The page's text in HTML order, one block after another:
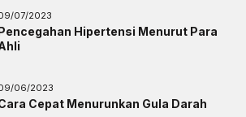
07/2023
Hipertensi Menurut Para
06/2023
Cepat Menurunkan Gula Darah